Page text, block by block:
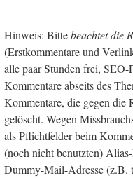
Hinweis: Bittebeachtet die
(Erstkommentare und
alle paar Stunden frei,
Kommentare abseits des
Kommentare, die gegen die
gelöscht. Wegen
als Pflichtfelder beim
(noch nicht benutzten)
Dummy-Mail-Adresse (z.B.